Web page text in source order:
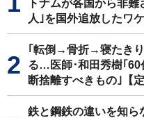
トナムが各国から非
人｣を国外追放したワケ
｢転倒→骨折→寝たき
る…医師･和田秀樹｢60
断捨離すべきもの｣【
鉄と鋼鉄の違いを知ら